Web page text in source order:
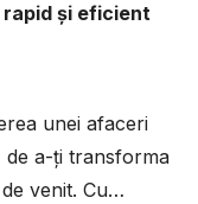
rapid și eficient
unei afaceri
de a-ți transforma
venit. Cu